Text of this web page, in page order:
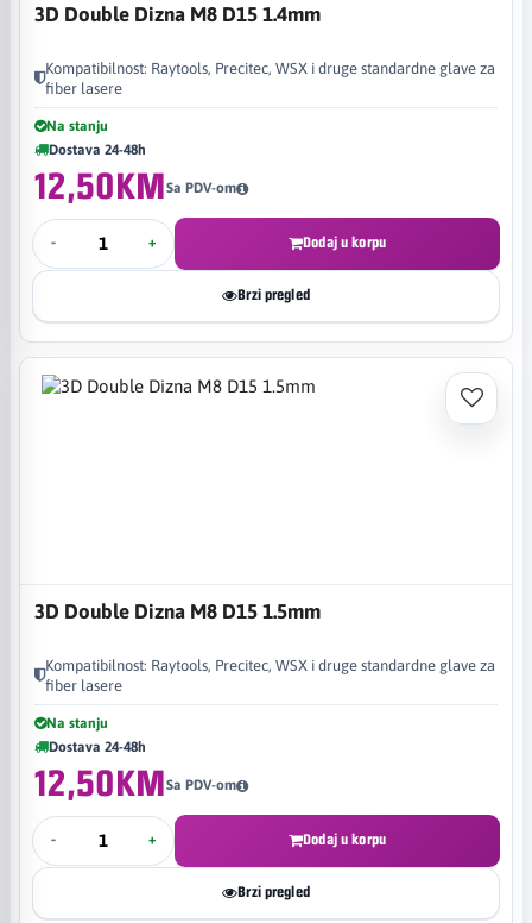
3D Double Dizna M8 D15 1.4mm
Kompatibilnost: Raytools, Precitec, WSX i druge standardne glave za
fiber lasere
Na stanju
Dostava 24-48h
12,50KMSa PDV-om
- + Dodaj u korpu
Brzi pregled
3D Double Dizna M8 D15 1.5mm
Kompatibilnost: Raytools, Precitec, WSX i druge standardne glave za
fiber lasere
Na stanju
Dostava 24-48h
12,50KMSa PDV-om
- + Dodaj u korpu
Brzi pregled